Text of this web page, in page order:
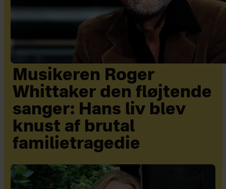
Musikeren Roger
Whittaker den fløjtende
sanger: Hans liv blev
knust af brutal
familietragedie